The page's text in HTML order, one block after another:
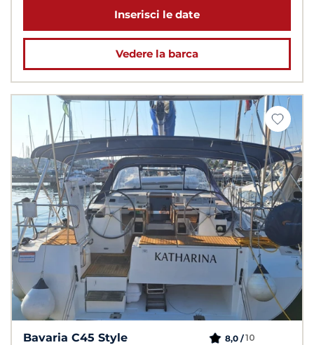
Inserisci le date
Vedere la barca
Bavaria C45 Style 8,0 /10